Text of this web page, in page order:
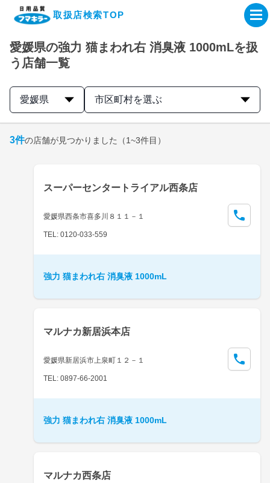
取扱店検索TOP
企業・IR情報サイト
製品情報サイト
取扱店検索はこちら
愛媛県の強力 猫まわれ右 消臭液 1000mLを扱
う店舗一覧
愛媛県 市区町村を選ぶ
3件の店舗が見つかりました （1~3件目）
スーパーセンタートライアル西条店
愛媛県西条市喜多川８１１－１
TEL: 0120-033-559
強力 猫まわれ右 消臭液 1000mL
マルナカ新居浜本店
愛媛県新居浜市上泉町１２－１
TEL: 0897-66-2001
強力 猫まわれ右 消臭液 1000mL
マルナカ西条店